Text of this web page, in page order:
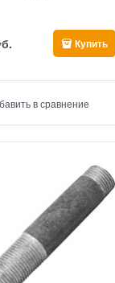
Купить
в сравнение